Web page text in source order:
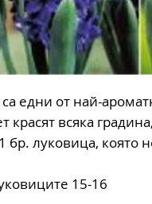
едни от най-
красят всяка
бр. луковица, която
15-16